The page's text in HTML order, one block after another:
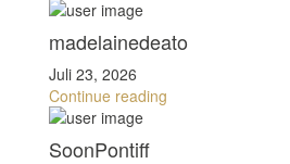
madelainedeato
Juli 23, 2026
Continue reading
SoonPontiff